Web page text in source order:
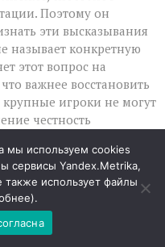
Поэтому он
эти высказывания
называет конкретную
этот вопрос на
важнее восстановить
крупные игроки не могут
честность
работа, в
но и личные
мы используем cookies
сервисы Yandex.Metrika,
использует файлы
).